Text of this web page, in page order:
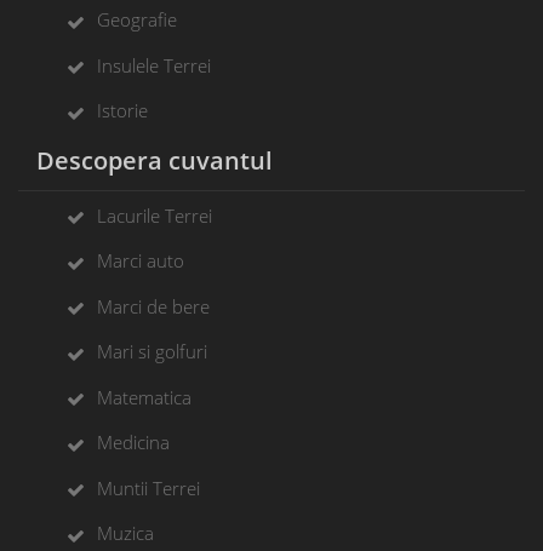
Geografie
Insulele Terrei
Istorie
Descopera cuvantul
Lacurile Terrei
Marci auto
Marci de bere
Mari si golfuri
Matematica
Medicina
Muntii Terrei
Muzica